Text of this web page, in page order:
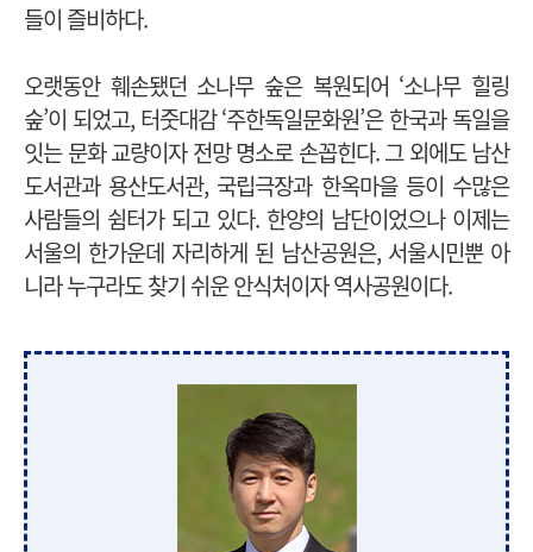
들이 즐비하다.
오랫동안 훼손됐던 소나무 숲은 복원되어 ‘소나무 힐링
숲’이 되었고, 터줏대감 ‘주한독일문화원’은 한국과 독일을
잇는 문화 교량이자 전망 명소로 손꼽힌다. 그 외에도 남산
도서관과 용산도서관, 국립극장과 한옥마을 등이 수많은
사람들의 쉼터가 되고 있다. 한양의 남단이었으나 이제는
서울의 한가운데 자리하게 된 남산공원은, 서울시민뿐 아
니라 누구라도 찾기 쉬운 안식처이자 역사공원이다.